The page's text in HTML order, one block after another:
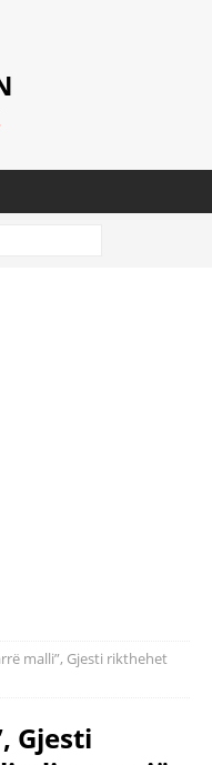
malli”, Gjesti rikthehet
Gjesti